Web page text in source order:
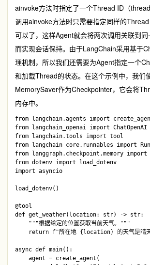
ainvoke方法时指定了一个Thread ID（
调用ainvoke方法时只需要指定同样的
可以了，这样Agent就会将两次调用关联到
而实现会话保持。由于LangChain采用基于
理机制，所以我们还需要为Agent指定一个
和加载Thread的状态。在这个示例中，我们
MemorySaver作为Checkpointer，它会将
内存中。
from langchain.agents import
from langchain_openai import ChatOpenAI
from langchain.tools import tool
from langchain_core.runnables import
from langgraph.checkpoint.memory import
from dotenv import load_dotenv
import asyncio
load_dotenv()
@tool
def get_weather(location: str) -> str:
    """根据给定的位置获取当前天气。"""
return f"所在地 {location} 的天气是晴
async def main():
    agent = create_agent(